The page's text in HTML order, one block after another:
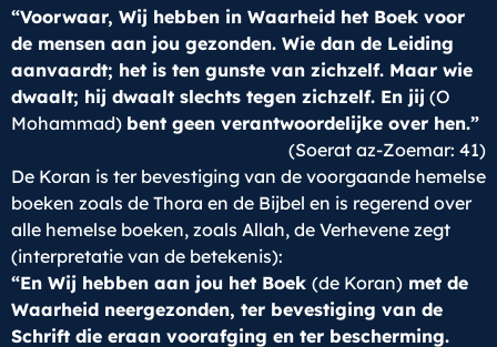
“Voorwaar, Wij hebben in Waarheid het Boek voor
de mensen aan jou gezonden. Wie dan de Leiding
aanvaardt; het is ten gunste van zichzelf. Maar wie
dwaalt; hij dwaalt slechts tegen zichzelf. En jij (O
Mohammad) bent geen verantwoordelijke over hen.”
(Soerat az-Zoemar: 41)
De Koran is ter bevestiging van de voorgaande hemelse
boeken zoals de Thora en de Bijbel en is regerend over
alle hemelse boeken, zoals Allah, de Verhevene zegt
(interpretatie van de betekenis):
“En Wij hebben aan jou het Boek (de Koran) met de
Waarheid neergezonden, ter bevestiging van de
Schrift die eraan voorafging en ter bescherming.